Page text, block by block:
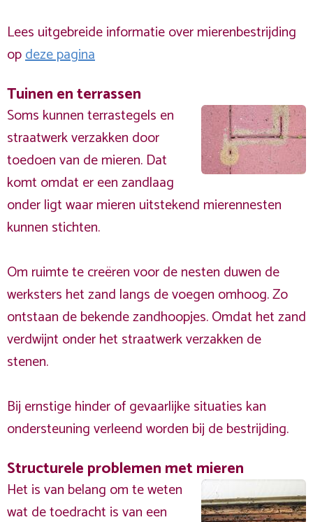
Lees uitgebreide informatie over mierenbestrijding
opdeze pagina
Tuinen en terrassen
Soms kunnen terrastegels en
straatwerk verzakken door
toedoen van de mieren. Dat
komt omdat er een zandlaag
onder ligt waar mieren uitstekend mierennesten
kunnen stichten.
Om ruimte te creëren voor de nesten duwen de
werksters het zand langs de voegen omhoog. Zo
ontstaan de bekende zandhoopjes. Omdat het zand
verdwijnt onder het straatwerk verzakken de
stenen.
Bij ernstige hinder of gevaarlijke situaties kan
ondersteuning verleend worden bij de bestrijding.
Structurele problemen met mieren
Het is van belang om te weten
wat de toedracht is van een